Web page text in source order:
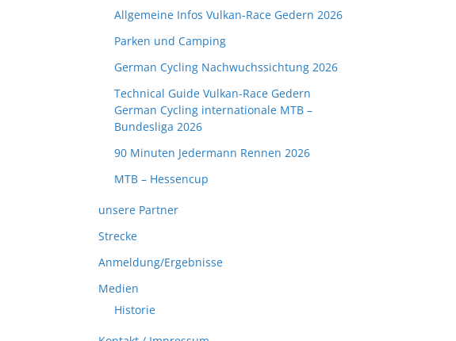
Allgemeine Infos Vulkan-Race Gedern 2026
Parken und Camping
German Cycling Nachwuchssichtung 2026
Technical Guide Vulkan-Race Gedern
German Cycling internationale MTB –
Bundesliga 2026
90 Minuten Jedermann Rennen 2026
MTB – Hessencup
unsere Partner
Strecke
Anmeldung/Ergebnisse
Medien
Historie